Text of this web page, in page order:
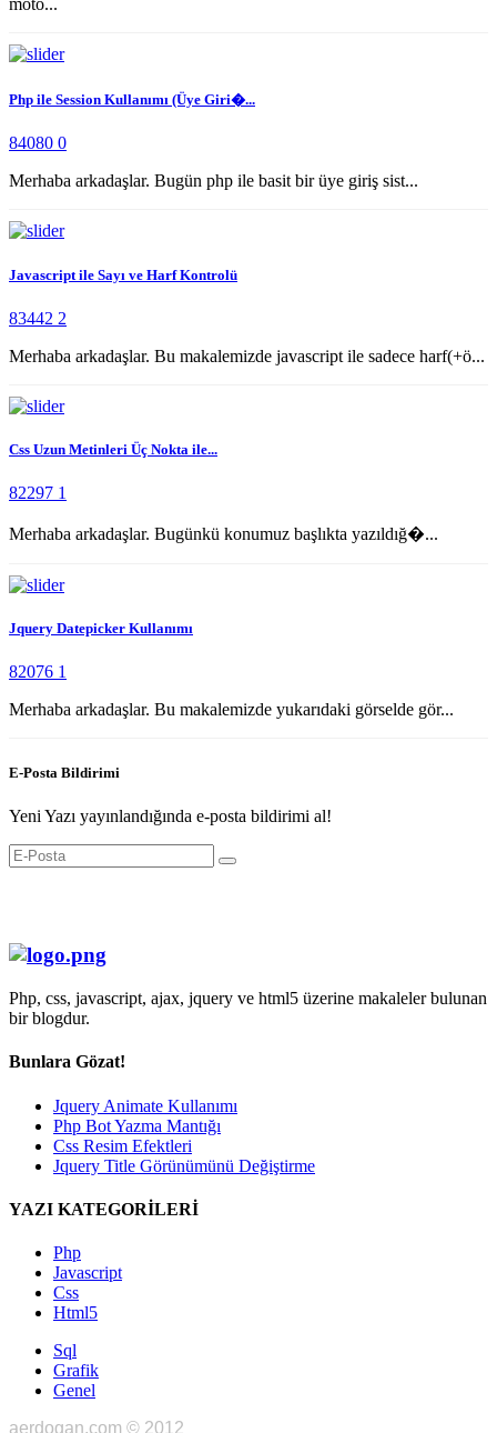
moto...
Php ile Session Kullanımı (Üye Giri�...
84080 0
Merhaba arkadaşlar. Bugün php ile basit bir üye giriş sist...
Javascript ile Sayı ve Harf Kontrolü
83442 2
Merhaba arkadaşlar. Bu makalemizde javascript ile sadece harf(+ö...
Css Uzun Metinleri Üç Nokta ile...
82297 1
Merhaba arkadaşlar. Bugünkü konumuz başlıkta yazıldığ�...
Jquery Datepicker Kullanımı
82076 1
Merhaba arkadaşlar. Bu makalemizde yukarıdaki görselde gör...
E-Posta Bildirimi
Yeni Yazı yayınlandığında e-posta bildirimi al!
Php, css, javascript, ajax, jquery ve html5 üzerine makaleler bulunan
bir blogdur.
Bunlara Gözat!
Jquery Animate Kullanımı
Php Bot Yazma Mantığı
Css Resim Efektleri
Jquery Title Görünümünü Değiştirme
YAZI KATEGORİLERİ
Php
Javascript
Css
Html5
Sql
Grafik
Genel
aerdogan.com © 2012